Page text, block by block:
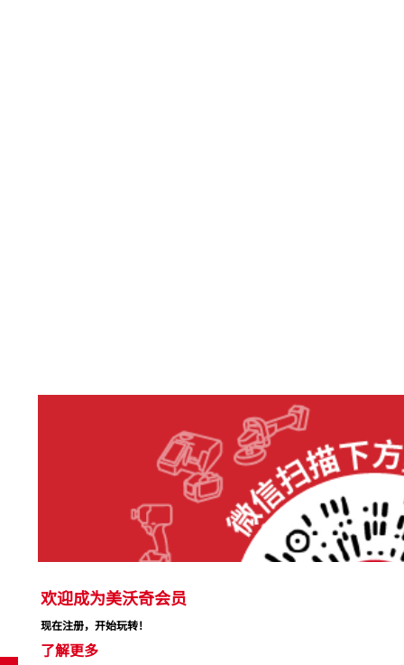
欢迎成为美沃奇会员
现在注册，开始玩转！
了解更多